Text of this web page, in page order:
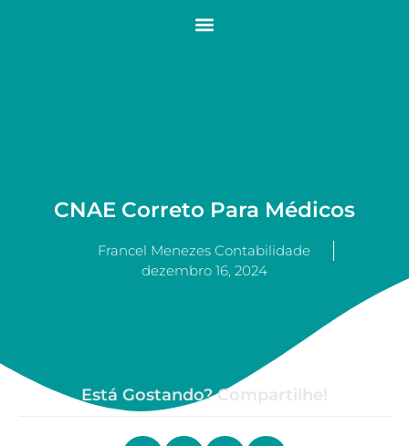
CNAE Correto Para Médicos
Francel Menezes Contabilidade
dezembro 16, 2024
Está Gostando? Compartilhe!